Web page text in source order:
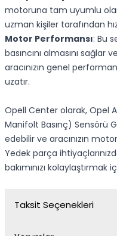
motoruna tam uyumlu
uzman kişiler tarafından
Motor Performansı: Bu
basıncını almasını sağlar
aracınızın genel
uzatır.
Opell Center olarak, Opel
Manifolt Basınç) Sensörü
edebilir ve aracınızın
Yedek parça
bakımınızı kolaylaştırmak
Taksit Seçenekleri